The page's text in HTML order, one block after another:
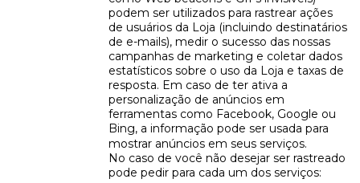
podem ser utilizados para rastrear ações
de usuários da Loja (incluindo destinatários
de e-mails), medir o sucesso das nossas
campanhas de marketing e coletar dados
estatísticos sobre o uso da Loja e taxas de
resposta. Em caso de ter ativa a
personalização de anúncios em
ferramentas como Facebook, Google ou
Bing, a informação pode ser usada para
mostrar anúncios em seus serviços.
No caso de você não desejar ser rastreado
pode pedir para cada um dos serviços: